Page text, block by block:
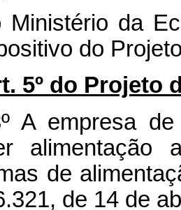
Ministério da
do
5º do Projeto
A empresa
alimentação
de
de 14 de